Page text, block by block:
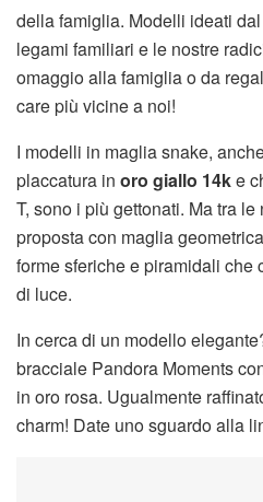
della famiglia. Modelli ideati
legami familiari e le nostre
omaggio alla famiglia o da
care più vicine a noi!
I modelli in maglia snake,
placcatura in oro giallo 14ke
T, sono i più gettonati. Ma tra
proposta con maglia
forme sferiche e piramidali che
di luce.
In cerca di un modello
bracciale Pandora Moments
in oro rosa. Ugualmente
charm! Date uno sguardo alla